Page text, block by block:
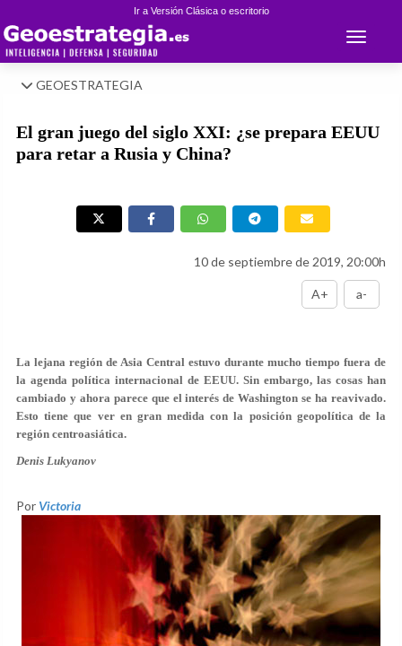
Ir a Versión Clásica o escritorio
Toggle
GEOESTRATEGIA
El gran juego del siglo XXI: ¿se prepara EEUU
para retar a Rusia y China?
10 de septiembre de 2019, 20:00h
A+ a-
La lejana región de Asia Central estuvo durante mucho tiempo fuera de
la agenda política internacional de EEUU. Sin embargo, las cosas han
cambiado y ahora parece que el interés de Washington se ha reavivado.
Esto tiene que ver en gran medida con la posición geopolítica de la
región centroasiática.
Denis Lukyanov
Por Victoria